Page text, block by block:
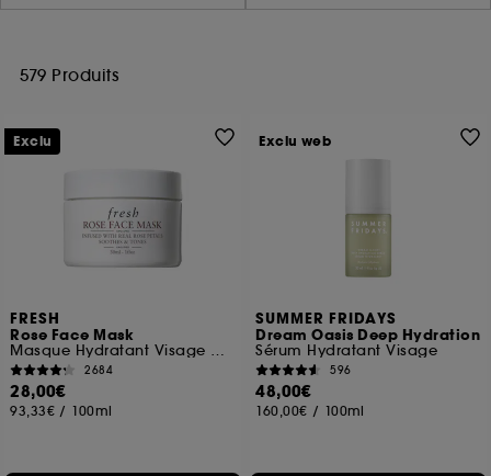
579 Produits
FRESH
Rose Face Mask
Masque Hydratant Visage à La Rose
2684
28,00€
93,33€ / 100ml
Exclu
SUMMER FRIDAYS
Dream Oasis Deep Hydration
Sérum Hydratant Visage
596
48,00€
160,00€ / 100ml
Exclu web